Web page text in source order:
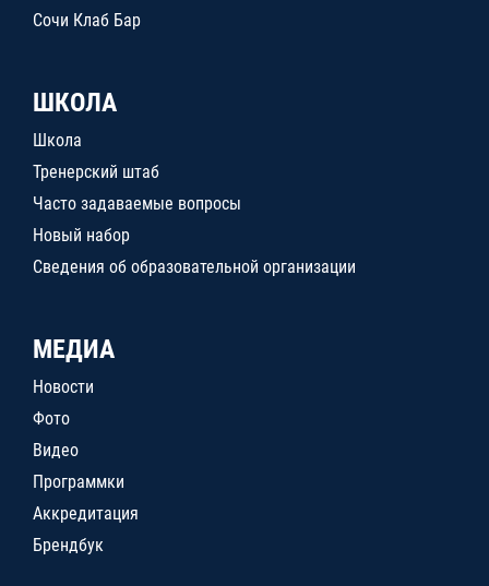
Сочи Клаб Бар
ШКОЛА
Школа
Тренерский штаб
Часто задаваемые вопросы
Новый набор
Сведения об образовательной организации
МЕДИА
Новости
Фото
Видео
Программки
Аккредитация
Брендбук